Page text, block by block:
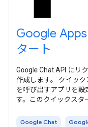
Google
タート
Google Chat API にリ
作成します。 クイッ
を呼び出すアプリを設
す。このクイックスタ
た アクセス認証情報
Google Chat